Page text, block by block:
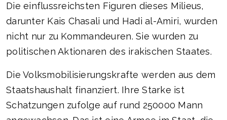
Die einflussreichsten Figuren dieses Milieus,
darunter Kais Chasali und Hadi al-Amiri, wurden
nicht nur zu Kommandeuren. Sie wurden zu
politischen Aktionaren des irakischen Staates.
Die Volksmobilisierungskrafte werden aus dem
Staatshaushalt finanziert. Ihre Starke ist
Schatzungen zufolge auf rund 250000 Mann